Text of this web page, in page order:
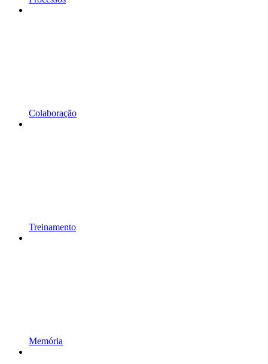
Colaboração
Treinamento
Memória